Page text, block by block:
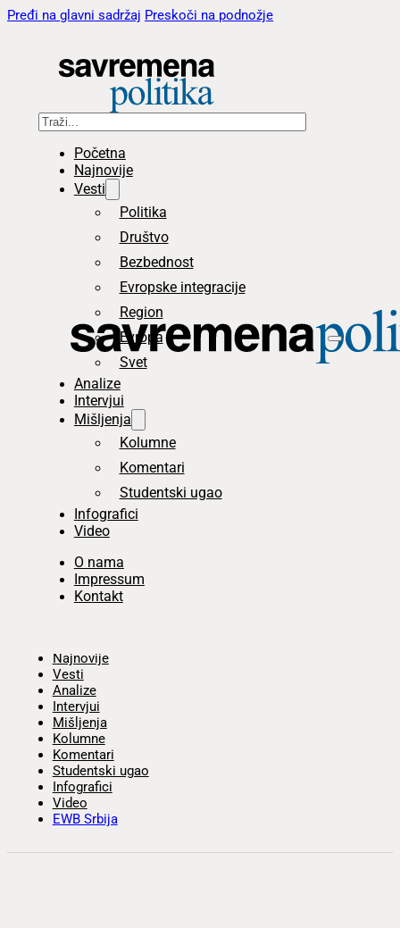
Pređi na glavni sadržaj Preskoči na podnožje
Pretraga
Početna
Najnovije
Vesti
Politika
Društvo
Bezbednost
Evropske integracije
Region
Evropa
Svet
Analize
Intervjui
Mišljenja
Kolumne
Komentari
Studentski ugao
Infografici
Video
O nama
Impressum
Kontakt
Najnovije
Vesti
Analize
Intervjui
Mišljenja
Kolumne
Komentari
Studentski ugao
Infografici
Video
EWB Srbija